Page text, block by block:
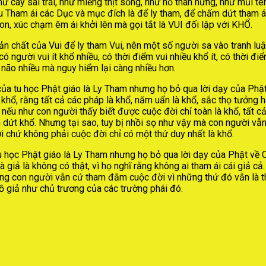
ái các Dục và mục đích là để ly tham, để chấm dứt
xúc chạm êm ái khởi lên mà gọi tắt là VUI đối lập với KHỔ.
của Vui để ly tham Vui, nên một số người sa vào tranh
người vui ít khổ nhiều, có thời điểm vui nhiều khổ ít, có thời
nhiều mà nguy hiểm lại càng nhiều hơn.
học Phật giáo là Ly Tham nhưng họ bỏ qua lời dạy của
rằng tất cả các pháp là khổ, năm uẩn là khổ, sắc thọ
như con người thấy biết được cuộc đời chỉ toàn là khổ, tất
khổ. Nhưng tại sao, tuy bị nhồi sọ như vậy mà con người
không phải cuộc đời chỉ có một thứ duy nhất là khổ.
Phật giáo là Ly Tham nhưng họ bỏ qua lời dạy của Phật về
là không có thật, vì họ nghĩ rằng không ai tham ái cái giả
con người vẫn cứ tham đắm cuộc đời vì những thứ đó vẫn là
giả như chủ trương của các trường phái đó.